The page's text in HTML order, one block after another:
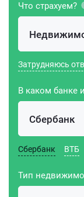
Что страхуем?
Затрудняюсь
В каком банке
Сбербанк
Сбербанк ВТБ
Тип